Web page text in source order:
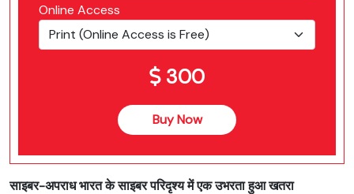
Online Access
300
Buy Now
साइबर-अपराध भारत के साइबर परिदृश्य में एक उभरता हुआ खतरा